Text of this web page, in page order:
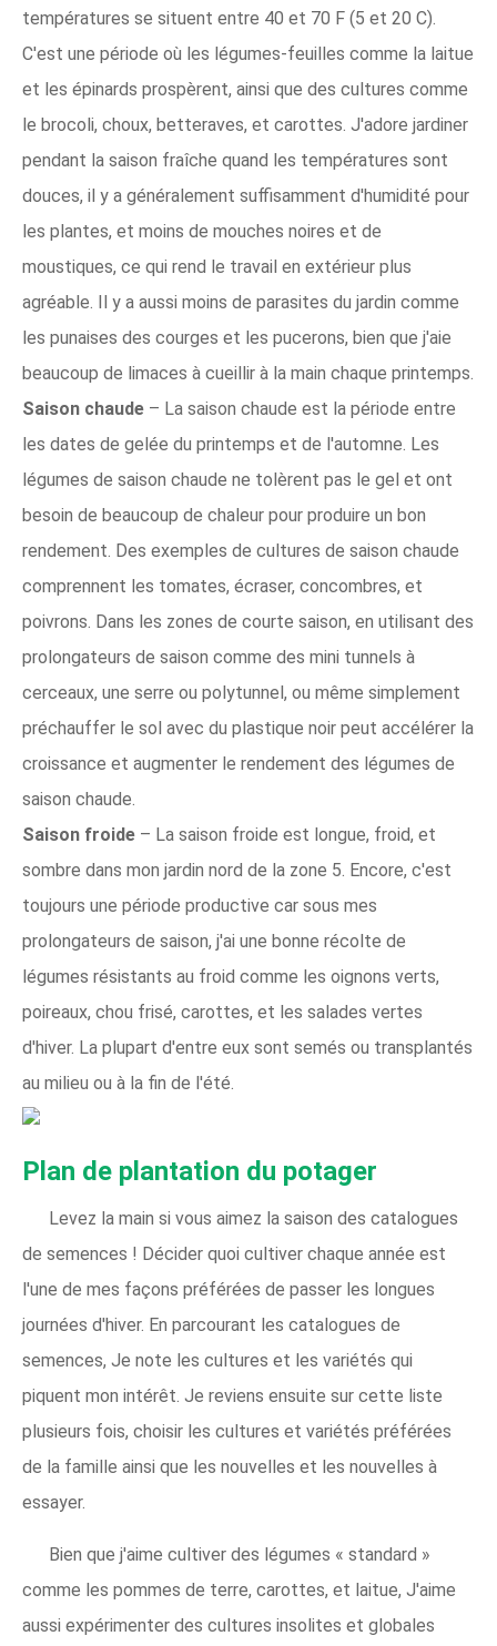
températures se situent entre 40 et 70 F (5 et 20 C).
C'est une période où les légumes-feuilles comme la laitue
et les épinards prospèrent, ainsi que des cultures comme
le brocoli, choux, betteraves, et carottes. J'adore jardiner
pendant la saison fraîche quand les températures sont
douces, il y a généralement suffisamment d'humidité pour
les plantes, et moins de mouches noires et de
moustiques, ce qui rend le travail en extérieur plus
agréable. Il y a aussi moins de parasites du jardin comme
les punaises des courges et les pucerons, bien que j'aie
beaucoup de limaces à cueillir à la main chaque printemps.
Saison chaude – La saison chaude est la période entre
les dates de gelée du printemps et de l'automne. Les
légumes de saison chaude ne tolèrent pas le gel et ont
besoin de beaucoup de chaleur pour produire un bon
rendement. Des exemples de cultures de saison chaude
comprennent les tomates, écraser, concombres, et
poivrons. Dans les zones de courte saison, en utilisant des
prolongateurs de saison comme des mini tunnels à
cerceaux, une serre ou polytunnel, ou même simplement
préchauffer le sol avec du plastique noir peut accélérer la
croissance et augmenter le rendement des légumes de
saison chaude.
Saison froide – La saison froide est longue, froid, et
sombre dans mon jardin nord de la zone 5. Encore, c'est
toujours une période productive car sous mes
prolongateurs de saison, j'ai une bonne récolte de
légumes résistants au froid comme les oignons verts,
poireaux, chou frisé, carottes, et les salades vertes
d'hiver. La plupart d'entre eux sont semés ou transplantés
au milieu ou à la fin de l'été.
Plan de plantation du potager
Levez la main si vous aimez la saison des catalogues
de semences ! Décider quoi cultiver chaque année est
l'une de mes façons préférées de passer les longues
journées d'hiver. En parcourant les catalogues de
semences, Je note les cultures et les variétés qui
piquent mon intérêt. Je reviens ensuite sur cette liste
plusieurs fois, choisir les cultures et variétés préférées
de la famille ainsi que les nouvelles et les nouvelles à
essayer.
Bien que j'aime cultiver des légumes « standard »
comme les pommes de terre, carottes, et laitue, J'aime
aussi expérimenter des cultures insolites et globales